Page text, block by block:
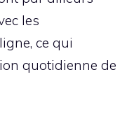
les
ce qui
quotidienne de